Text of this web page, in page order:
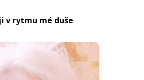
v rytmu mé duše